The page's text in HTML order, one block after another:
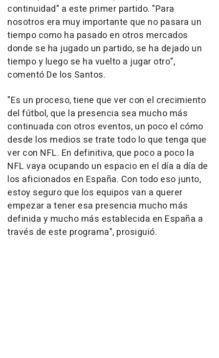
continuidad" a este primer partido. "Para
nosotros era muy importante que no pasara un
tiempo como ha pasado en otros mercados
donde se ha jugado un partido, se ha dejado un
tiempo y luego se ha vuelto a jugar otro",
comentó De los Santos.
"Es un proceso, tiene que ver con el crecimiento
del fútbol, que la presencia sea mucho más
continuada con otros eventos, un poco el cómo
desde los medios se trate todo lo que tenga que
ver con NFL. En definitiva, que poco a poco la
NFL vaya ocupando un espacio en el día a día de
los aficionados en España. Con todo eso junto,
estoy seguro que los equipos van a querer
empezar a tener esa presencia mucho más
definida y mucho más establecida en España a
través de este programa", prosiguió.